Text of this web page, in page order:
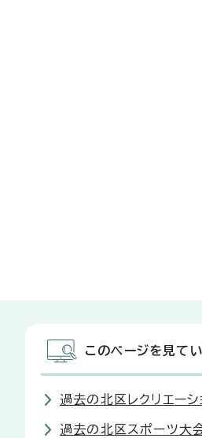
このページを見て
過去の北区レクリエー
過去の北区スポーツ大